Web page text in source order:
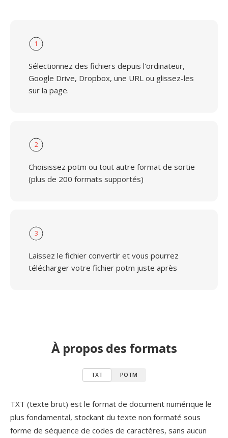
1
Sélectionnez des fichiers depuis l'ordinateur,
Google Drive, Dropbox, une URL ou glissez-les
sur la page.
2
Choisissez potm ou tout autre format de sortie
(plus de 200 formats supportés)
3
Laissez le fichier convertir et vous pourrez
télécharger votre fichier potm juste après
À propos des formats
TXT POTM
TXT (texte brut) est le format de document numérique le
plus fondamental, stockant du texte non formaté sous
forme de séquence de codes de caractères, sans aucun